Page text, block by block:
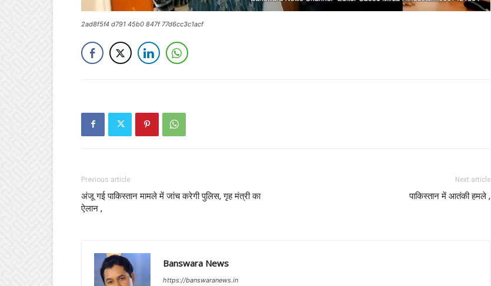
2ad8f5f4 d791 45b0 847f 77d6cc3c1acf
Previous article
अंजू गई पाकिस्तान मामले में जांच करेगी पुलिस, गृह मंत्री का
ऐलान ,
Next article
पाकिस्तान में आतंकी हमले ,
Banswara News
https://banswaranews.in